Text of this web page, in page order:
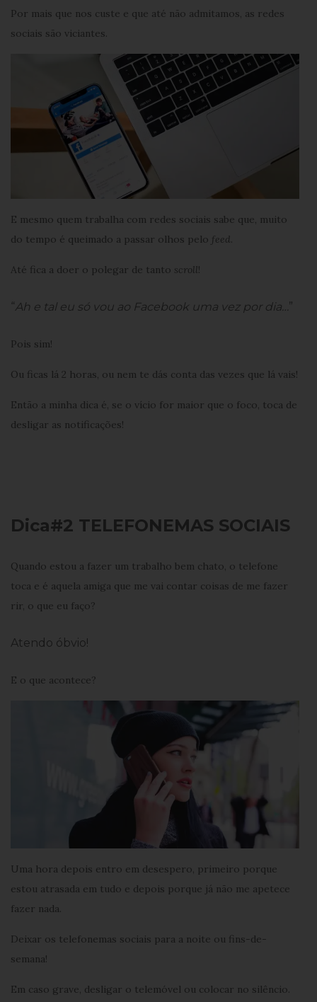
Por mais que nos custe e que até não admitamos, as redes
sociais são viciantes.
E mesmo quem trabalha com redes sociais sabe que, muito
do tempo é queimado a passar olhos pelo feed.
Até fica a doer o polegar de tanto scroll!
“Ah e tal eu só vou ao Facebook uma vez por dia…”
Pois sim!
Ou ficas lá 2 horas, ou nem te dás conta das vezes que lá vais!
Então a minha dica é, se o vício for maior que o foco, toca de
desligar as notificações!
Dica#2 TELEFONEMAS SOCIAIS
Quando estou a fazer um trabalho bem chato, o telefone
toca e é aquela amiga que me vai contar coisas de me fazer
rir, o que eu faço?
Atendo óbvio!
E o que acontece?
Uma hora depois entro em desespero, primeiro porque
estou atrasada em tudo e depois porque já não me apetece
fazer nada.
Deixar os telefonemas sociais para a noite ou fins-de-
semana!
Em caso grave, desligar o telemóvel ou colocar no silêncio.